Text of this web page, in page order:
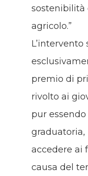
sostenibilità
agricolo.”
L’intervento
premio di
rivolto ai
pur
accedere ai
causa del